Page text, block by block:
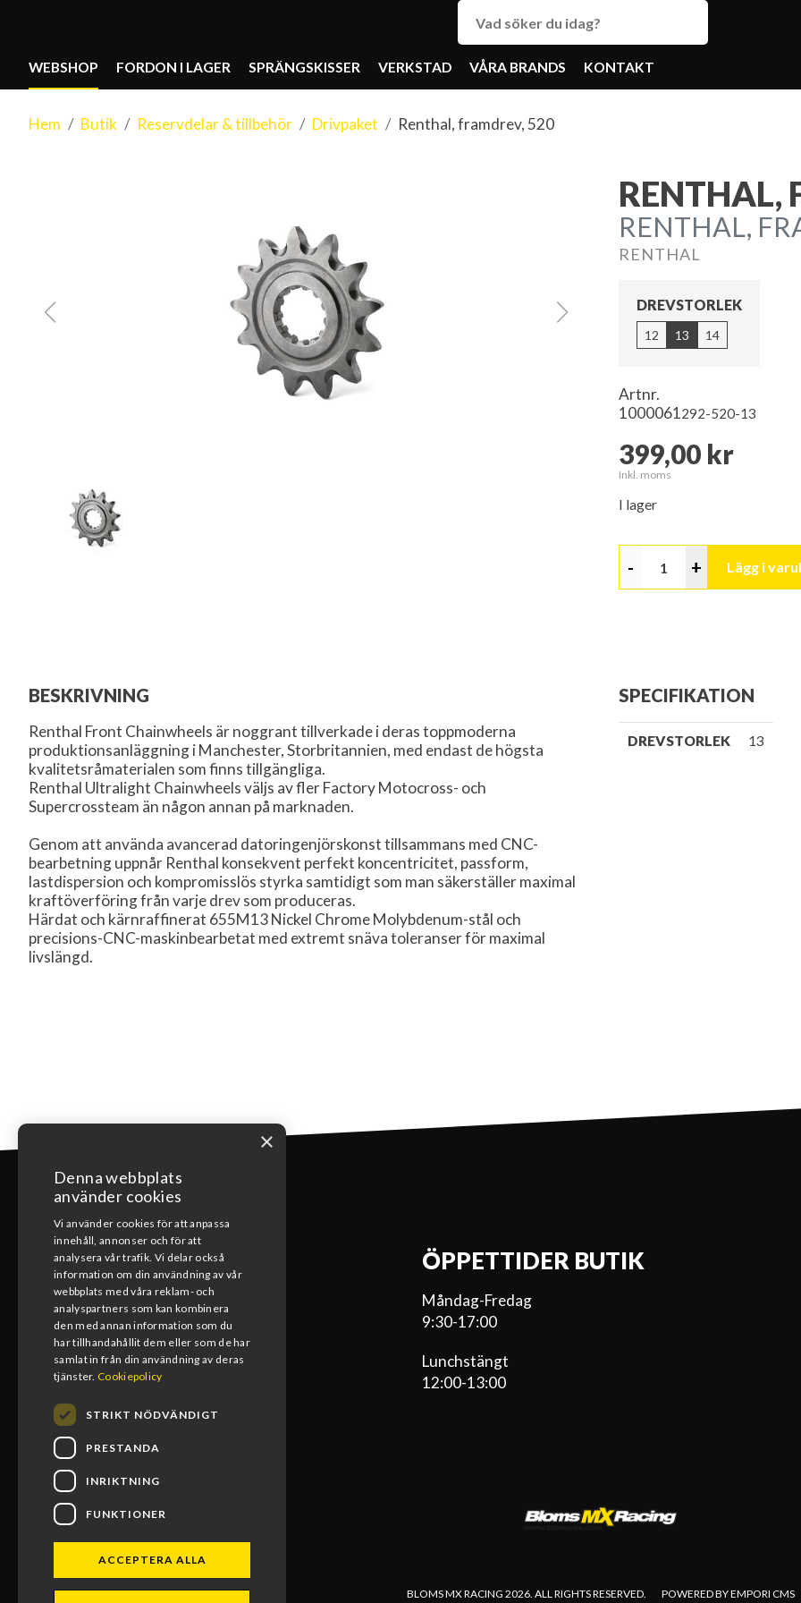
WEBSHOP FORDON I LAGER SPRÄNGSKISSER VERKSTAD VÅRA BRANDS KONTAKT
Hem Butik Reservdelar & tillbehör Drivpaket Renthal, framdrev, 520
RENTHAL,
RENTHAL,
RENTHAL
DREVSTORLEK
12 13 14
Artnr.
1000061292-520-13
399,00 kr
Inkl. moms
I lager
- + Lägg i
BESKRIVNING
Renthal Front Chainwheels är noggrant tillverkade i deras toppmoderna
produktionsanläggning i Manchester, Storbritannien, med endast de högsta
kvalitetsråmaterialen som finns tillgängliga.
Renthal Ultralight Chainwheels väljs av fler Factory Motocross- och
Supercrossteam än någon annan på marknaden.
Genom att använda avancerad datoringenjörskonst tillsammans med CNC-
bearbetning uppnår Renthal konsekvent perfekt koncentricitet, passform,
lastdispersion och kompromisslös styrka samtidigt som man säkerställer maximal
kraftöverföring från varje drev som produceras.
Härdat och kärnraffinerat 655M13 Nickel Chrome Molybdenum-stål och
precisions-CNC-maskinbearbetat med extremt snäva toleranser för maximal
livslängd.
SPECIFIKATION
DREVSTORLEK 13
KONTAKT
0492-15391
info@blomsmx.com
Tegelbruksgatan 8, 598 40 Vimmerby
ÖPPETTIDER BUTIK
Måndag-Fredag
9:30-17:00
Lunchstängt
12:00-13:00
BLOMS MX RACING 2026. ALL RIGHTS RESERVED. POWERED BY EMPORI CMS
×
Denna webbplats
använder cookies
Vi använder cookies för att anpassa
innehåll, annonser och för att
analysera vår trafik. Vi delar också
information om din användning av vår
webbplats med våra reklam- och
analyspartners som kan kombinera
den med annan information som du
har tillhandahållit dem eller som de har
samlat in från din användning av deras
tjänster. Cookiepolicy
STRIKT NÖDVÄNDIGT
PRESTANDA
INRIKTNING
FUNKTIONER
ACCEPTERA ALLA